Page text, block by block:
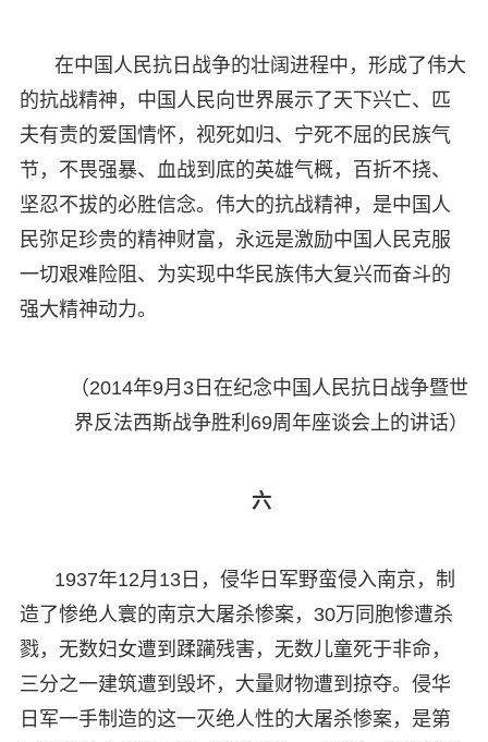
在中国人民抗日战争的壮阔进程中，形成了伟大
的抗战精神，中国人民向世界展示了天下兴亡、匹
夫有责的爱国情怀，视死如归、宁死不屈的民族气
节，不畏强暴、血战到底的英雄气概，百折不挠、
坚忍不拔的必胜信念。伟大的抗战精神，是中国人
民弥足珍贵的精神财富，永远是激励中国人民克服
一切艰难险阻、为实现中华民族伟大复兴而奋斗的
强大精神动力。
（2014年9月3日在纪念中国人民抗日战争暨世
界反法西斯战争胜利69周年座谈会上的讲话）
六
1937年12月13日，侵华日军野蛮侵入南京，制
造了惨绝人寰的南京大屠杀惨案，30万同胞惨遭杀
戮，无数妇女遭到蹂躏残害，无数儿童死于非命，
三分之一建筑遭到毁坏，大量财物遭到掠夺。侵华
日军一手制造的这一灭绝人性的大屠杀惨案，是第